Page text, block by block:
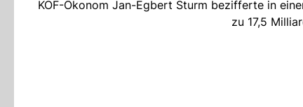
KOF-Ökonom Jan-Egbert Sturm bezifferte in
zu 17,5